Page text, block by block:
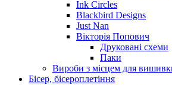
Ink Circles
Blackbird Designs
Just Nan
Вікторія Попович
Друковані схеми
Паки
Вироби з місцем для
Бісер, бісероплетіння